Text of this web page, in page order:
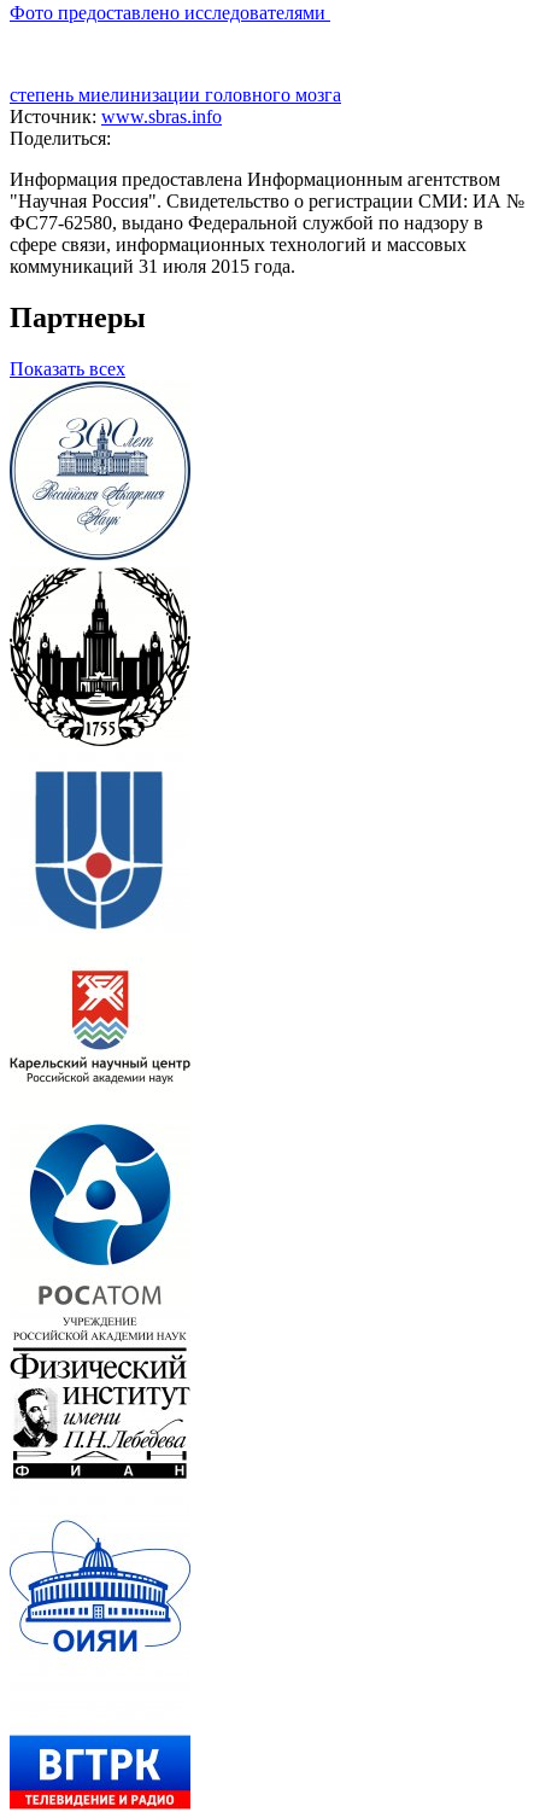
Фото предоставлено исследователями
степень миелинизации головного мозга
Источник: www.sbras.info
Поделиться:
Информация предоставлена Информационным агентством
"Научная Россия". Свидетельство о регистрации СМИ: ИА №
ФС77-62580, выдано Федеральной службой по надзору в
сфере связи, информационных технологий и массовых
коммуникаций 31 июля 2015 года.
Партнеры
Показать всех